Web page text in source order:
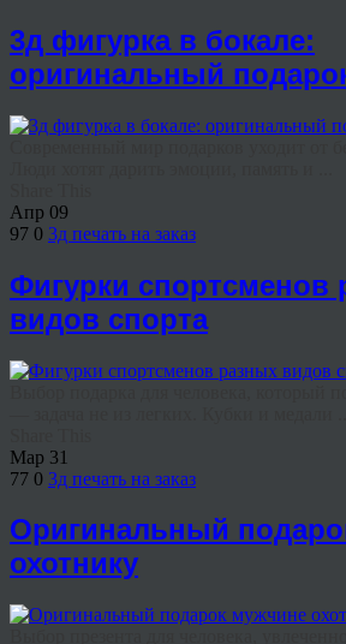
3д фигурка в бокале:
оригинальный
Апр 09
97 0 3д печать на заказ
Фигурки спортсменов
видов спорта
Мар 31
77 0 3д печать на заказ
Оригинальный
охотнику